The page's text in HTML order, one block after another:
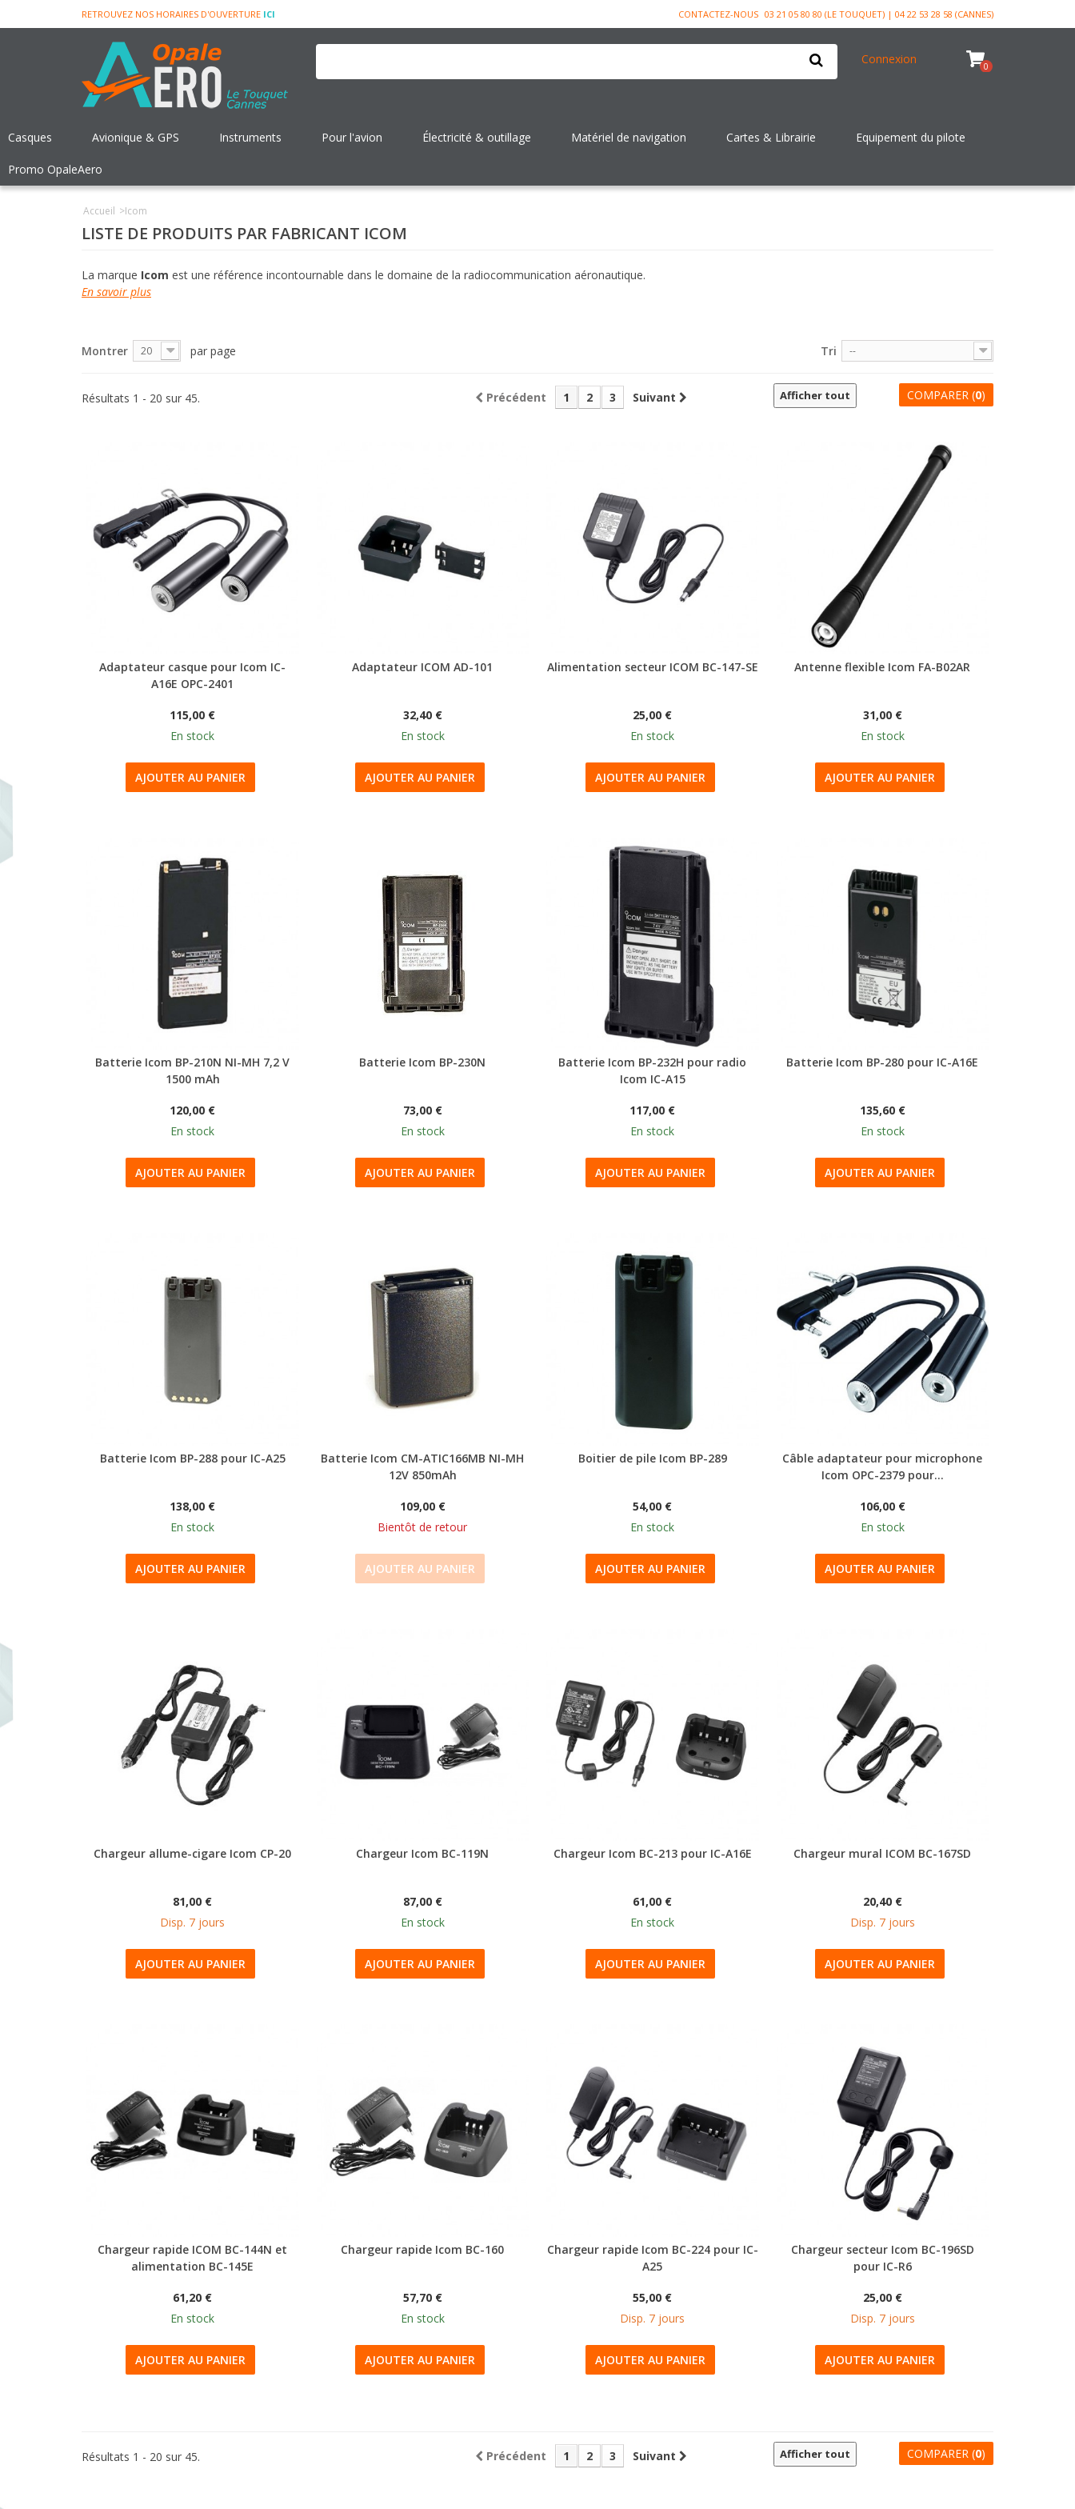
CONTACTEZ-NOUS 03 21 05 80 80 (LE TOUQUET) | 04 22 53 28 58 (CANNES)
RETROUVEZ NOS HORAIRES D'OUVERTURE ICI
Connexion 0
Casques Avionique & GPS Instruments Pour l'avion Électricité & outillage Matériel de navigation Cartes & Librairie Equipement du pilote
Promo OpaleAero
Accueil >Icom
LISTE DE PRODUITS PAR FABRICANT ICOM
La marque Icom est une référence incontournable dans le domaine de la radiocommunication aéronautique.
En savoir plus
Tri --
Montrer 20 par page
COMPARER (0)
Afficher tout
Précédent 1 2 3 Suivant
Résultats 1 - 20 sur 45.
Adaptateur casque pour Icom IC-
A16E OPC-2401
115,00 €
En stock
AJOUTER AU PANIER
Adaptateur ICOM AD-101
32,40 €
En stock
AJOUTER AU PANIER
Alimentation secteur ICOM BC-147-SE
25,00 €
En stock
AJOUTER AU PANIER
Antenne flexible Icom FA-B02AR
31,00 €
En stock
AJOUTER AU PANIER
Batterie Icom BP-210N NI-MH 7,2 V
1500 mAh
120,00 €
En stock
AJOUTER AU PANIER
Batterie Icom BP-230N
73,00 €
En stock
AJOUTER AU PANIER
Batterie Icom BP-232H pour radio
Icom IC-A15
117,00 €
En stock
AJOUTER AU PANIER
Batterie Icom BP-280 pour IC-A16E
135,60 €
En stock
AJOUTER AU PANIER
Batterie Icom BP-288 pour IC-A25
138,00 €
En stock
AJOUTER AU PANIER
Batterie Icom CM-ATIC166MB NI-MH
12V 850mAh
109,00 €
Bientôt de retour
AJOUTER AU PANIER
Boitier de pile Icom BP-289
54,00 €
En stock
AJOUTER AU PANIER
Câble adaptateur pour microphone
Icom OPC-2379 pour...
106,00 €
En stock
AJOUTER AU PANIER
Chargeur allume-cigare Icom CP-20
81,00 €
Disp. 7 jours
AJOUTER AU PANIER
Chargeur Icom BC-119N
87,00 €
En stock
AJOUTER AU PANIER
Chargeur Icom BC-213 pour IC-A16E
61,00 €
En stock
AJOUTER AU PANIER
Chargeur mural ICOM BC-167SD
20,40 €
Disp. 7 jours
AJOUTER AU PANIER
Chargeur rapide ICOM BC-144N et
alimentation BC-145E
61,20 €
En stock
AJOUTER AU PANIER
Chargeur rapide Icom BC-160
57,70 €
En stock
AJOUTER AU PANIER
Chargeur rapide Icom BC-224 pour IC-
A25
55,00 €
Disp. 7 jours
AJOUTER AU PANIER
Chargeur secteur Icom BC-196SD
pour IC-R6
25,00 €
Disp. 7 jours
AJOUTER AU PANIER
COMPARER (0)
Afficher tout
Précédent 1 2 3 Suivant
Résultats 1 - 20 sur 45.